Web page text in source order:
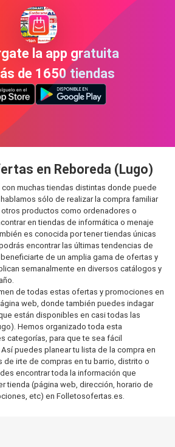
la app gratuita
de 1650 tiendas
en Reboreda (Lugo)
muchas tiendas distintas donde puede
sólo de realizar la compra familiar
productos como ordenadores o
en tiendas de informática o menaje
es conocida por tener tiendas únicas
encontrar las últimas tendencias de
de un amplia gama de ofertas y
semanalmente en diversos catálogos y
de todas estas ofertas y promociones en
web, donde también puedes indagar
están disponibles en casi todas las
Hemos organizado toda esta
categorías, para que te sea fácil
puedes planear tu lista de la compra en
de irte de compras en tu barrio, distrito o
encontrar toda la información que
tienda (página web, dirección, horario de
etc) en Folletosofertas.es.